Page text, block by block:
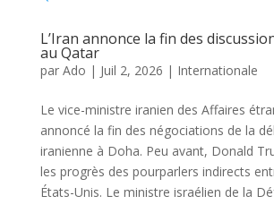
L’Iran annonce la fin des
au Qatar
par Ado | Juil 2, 2026 | Internationale
Le vice-ministre iranien des Affaires
annoncé la fin des négociations de la
iranienne à Doha. Peu avant, Donald
les progrès des pourparlers indirects
États-Unis. Le ministre israélien de la